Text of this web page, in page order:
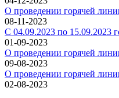
О проведении горячей
08-11-2023
С 04.09.2023 по 15.09.2023
01-09-2023
О проведении горячей
09-08-2023
О проведении горячей
02-08-2023